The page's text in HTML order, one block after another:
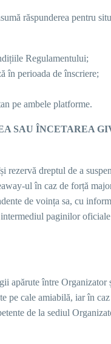
răspunderea pentru
Regulamentului;
în perioada de înscriere;
pe ambele platforme.
SAU ÎNCETAREA
rezervă dreptul de a
ul în caz de forță
de voința sa, cu
paginilor oficiale
apărute între Organizator
pe cale amiabilă, iar în
de la sediul